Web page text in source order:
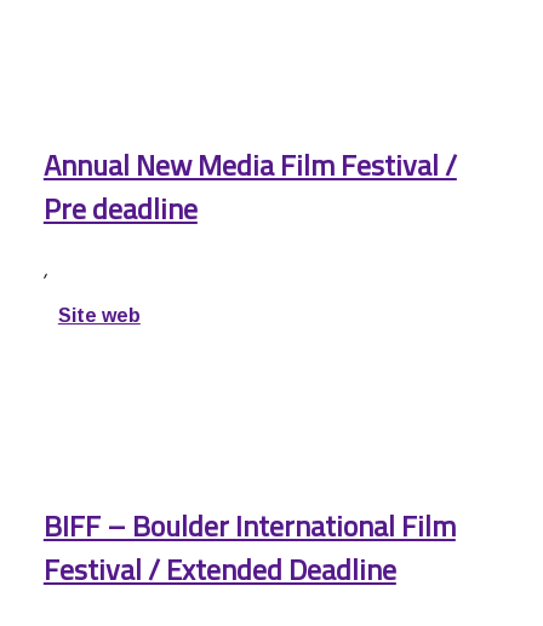
Annual New Media Film Festival /
Pre deadline
,
Site web
BIFF – Boulder International Film
Festival / Extended Deadline